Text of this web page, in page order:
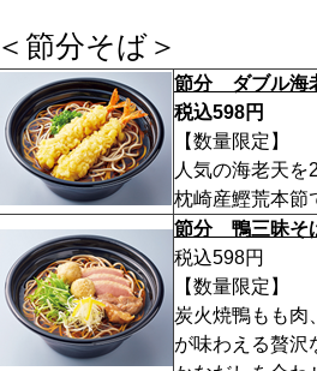
＜節分そば＞
節分 ダブル海
税込598円
【数量限定】
人気の海老天
枕崎産鰹荒本節
節分 鴨三昧そ
税
【数量限定】
炭火焼鴨もも肉
が味わえる贅沢